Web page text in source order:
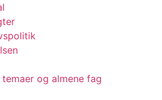
temaer og almene fag